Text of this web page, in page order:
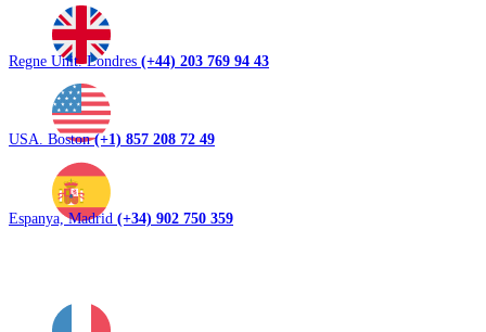
Regne Unit. Londres (+44) 203 769 94 43
USA. Boston(+1) 857 208 72 49
Espanya, Madrid (+34) 902 750 359